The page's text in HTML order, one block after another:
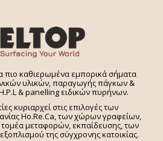
πιο καθιερωμένα εμπορικά σήματα
υλικών, παραγωγής πάγκων &
& panelling ειδικών πυρήνων.
κυριαρχεί στις επιλογές των
Ho.Re.Ca, των χώρων γραφείων,
τομέα μεταφορών, εκπαίδευσης, των
της σύγχρονης κατοικίας.